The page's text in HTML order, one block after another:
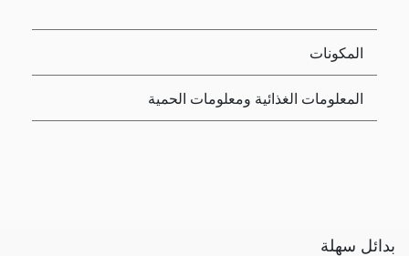
المكونات
المعلومات الغذائية ومعلومات الحمية
بدائل سهلة